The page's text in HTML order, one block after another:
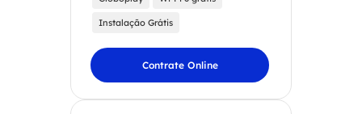
Instalação Grátis
Contrate Online